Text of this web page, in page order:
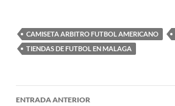
CAMISETA ARBITRO FUTBOL AMERICANO
TIENDAS DE FUTBOL EN MALAGA
Navegación
ENTRADA ANTERIOR